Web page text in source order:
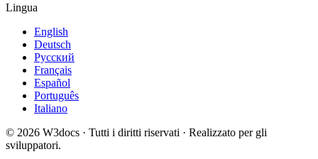
Lingua
English
Deutsch
Русский
Français
Español
Português
Italiano
© 2026 W3docs · Tutti i diritti riservati · Realizzato per gli
sviluppatori.